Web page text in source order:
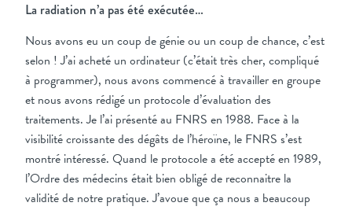
La radiation n’a pas été exécutée…
Nous avons eu un coup de génie ou un coup de chance, c’est
selon ! J’ai acheté un ordinateur (c’était très cher, compliqué
à programmer), nous avons commencé à travailler en groupe
et nous avons rédigé un protocole d’évaluation des
traitements. Je l’ai présenté au FNRS en 1988. Face à la
visibilité croissante des dégâts de l’héroïne, le FNRS s’est
montré intéressé. Quand le protocole a été accepté en 1989,
l’Ordre des médecins était bien obligé de reconnaitre la
validité de notre pratique. J’avoue que ça nous a beaucoup